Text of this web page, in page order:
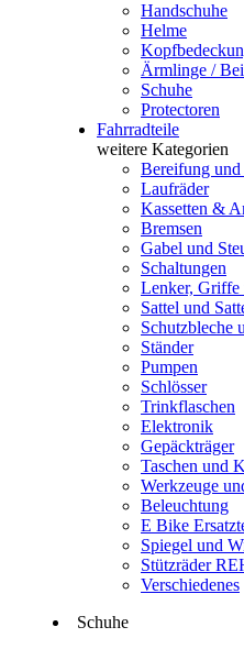
Handschuhe
Helme
Ärmlinge /
Schuhe
Protectoren
Fahrradteile
weitere Kategorien
Bereifung und
Laufräder
Kassetten &
Bremsen
Gabel und
Schaltungen
Lenker, Griffe
Sattel und
Schutzbleche
Ständer
Pumpen
Schlösser
Trinkflaschen
Elektronik
Gepäckträger
Taschen und
Werkzeuge
Beleuchtung
E Bike
Spiegel und
Stützräder
Verschiedenes
Schuhe